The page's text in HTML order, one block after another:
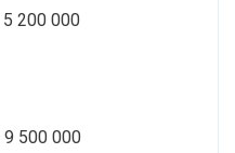
200 000
500 000